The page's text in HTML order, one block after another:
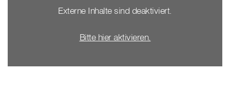
Externe Inhalte sind deaktiviert.
Bitte hier aktivieren.